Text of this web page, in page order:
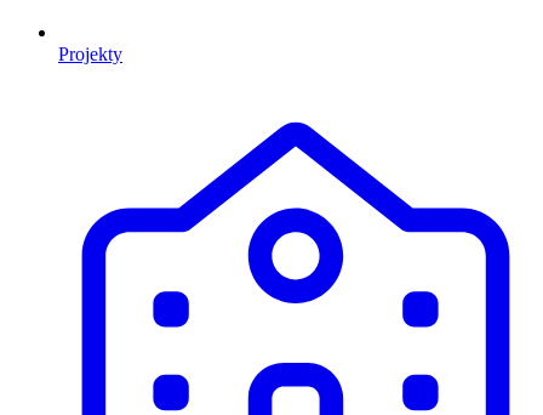
Projekty